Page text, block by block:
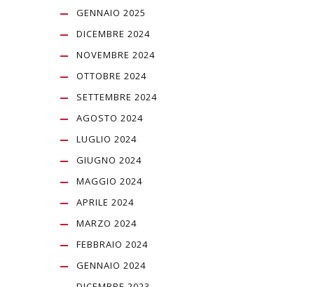
GENNAIO 2025
DICEMBRE 2024
NOVEMBRE 2024
OTTOBRE 2024
SETTEMBRE 2024
AGOSTO 2024
LUGLIO 2024
GIUGNO 2024
MAGGIO 2024
APRILE 2024
MARZO 2024
FEBBRAIO 2024
GENNAIO 2024